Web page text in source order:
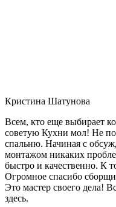
Кристина Шатунова
Всем, кто еще выбирает
советую Кухни мол! Не
спальню. Начиная с
монтажом никаких
быстро и качественно. К
Огромное спасибо
Это мастер своего дела!
здесь.